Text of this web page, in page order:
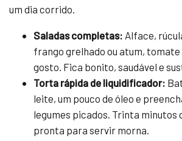
um dia corrido.
Saladas completas: Alface,
frango grelhado ou atum, tomate
gosto. Fica bonito, saudável e
Torta rápida de liquidificador:
leite, um pouco de óleo e
legumes picados. Trinta minutos
pronta para servir morna.